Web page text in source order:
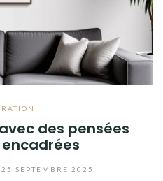
des pensées
25 SEPTEMBRE 2025